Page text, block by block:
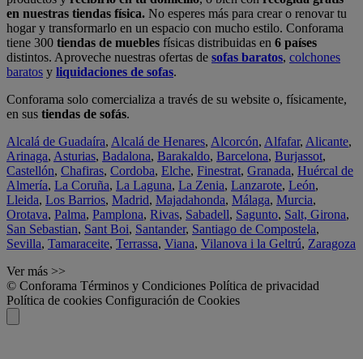
en nuestras tiendas física. No esperes más para crear o renovar tu
hogar y transformarlo en un espacio con mucho estilo. Conforama
tiene 300 tiendas de muebles físicas distribuidas en 6 países
distintos. Aproveche nuestras ofertas de sofas baratos, colchones
baratos y liquidaciones de sofas.
Conforama solo comercializa a través de su website o, físicamente,
en sus tiendas de sofás.
Alcalá de Guadaíra, Alcalá de Henares, Alcorcón, Alfafar, Alicante,
Arinaga, Asturias, Badalona, Barakaldo, Barcelona, Burjassot,
Castellón, Chafiras, Cordoba, Elche, Finestrat, Granada, Huércal de
Almería, La Coruña, La Laguna, La Zenia, Lanzarote, León,
Lleida, Los Barrios, Madrid, Majadahonda, Málaga, Murcia,
Orotava, Palma, Pamplona, Rivas, Sabadell, Sagunto, Salt, Girona,
San Sebastian, Sant Boi, Santander, Santiago de Compostela,
Sevilla, Tamaraceite, Terrassa, Viana, Vilanova i la Geltrú, Zaragoza
Ver más >>
© Conforama Términos y Condiciones Política de privacidad
Política de cookies Configuración de Cookies